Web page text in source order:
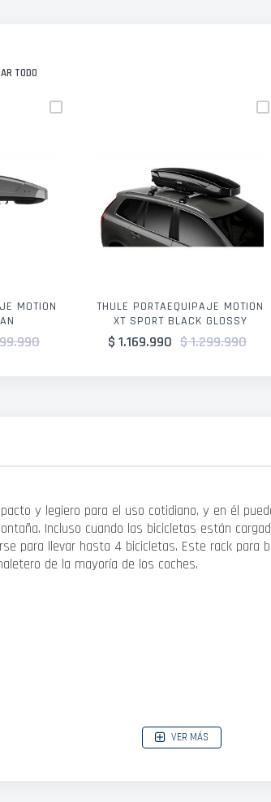
TODO
MOTION
THULE PORTAEQUIPAJE MOTION
XT SPORT BLACK GLOSSY
$ 1.169.990 $ 1.299.990
y legiero para el uso cotidiano, y en él
Incluso cuando las bicicletas están
para llevar hasta 4 bicicletas. Este rack
de la mayoría de los coches.
VER MÁS